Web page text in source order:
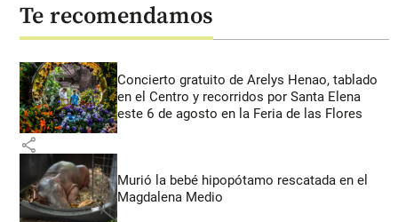
Te recomendamos
Concierto gratuito de Arelys Henao, tablado
en el Centro y recorridos por Santa Elena
este 6 de agosto en la Feria de las Flores
share
Murió la bebé hipopótamo rescatada en el
Magdalena Medio